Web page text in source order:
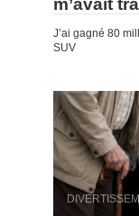
m’avait
J’ai gagné 80
SUV